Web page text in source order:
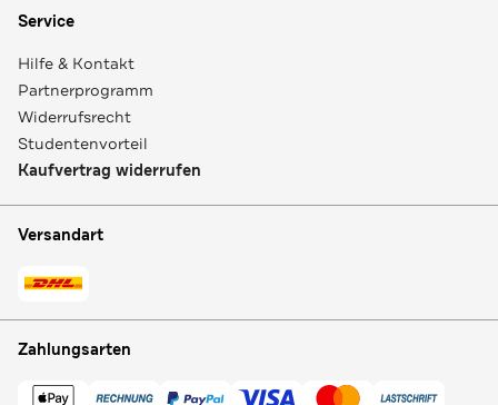
Service
Hilfe & Kontakt
Partnerprogramm
Widerrufsrecht
Studentenvorteil
Kaufvertrag widerrufen
Versandart
Zahlungsarten